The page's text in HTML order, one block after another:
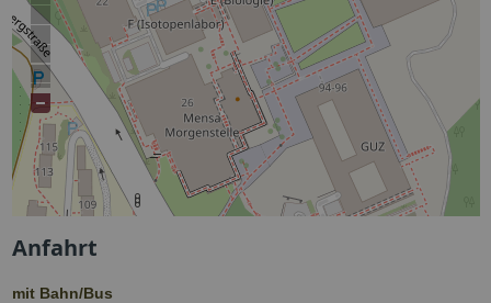
Anfahrt
mit Bahn/Bus